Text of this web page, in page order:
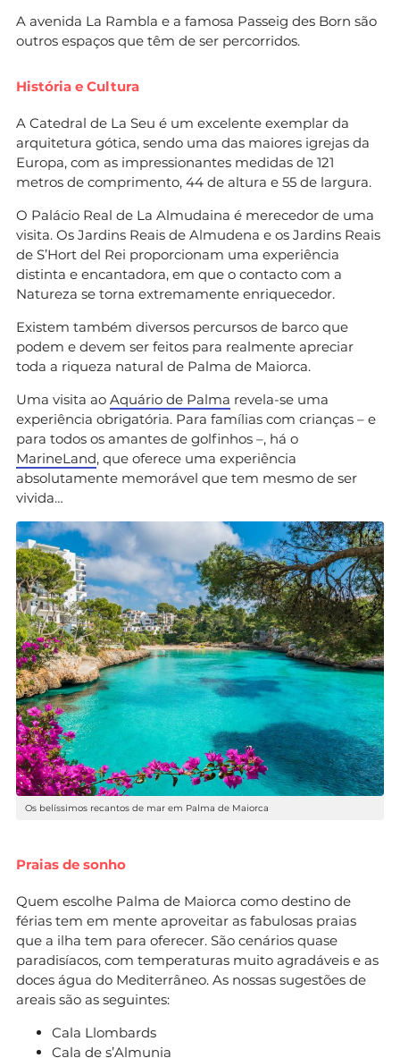
A avenida La Rambla e a famosa Passeig des Born são
outros espaços que têm de ser percorridos.
História e Cultura
A Catedral de La Seu é um excelente exemplar da
arquitetura gótica, sendo uma das maiores igrejas da
Europa, com as impressionantes medidas de 121
metros de comprimento, 44 de altura e 55 de largura.
O Palácio Real de La Almudaina é merecedor de uma
visita. Os Jardins Reais de Almudena e os Jardins Reais
de S’Hort del Rei proporcionam uma experiência
distinta e encantadora, em que o contacto com a
Natureza se torna extremamente enriquecedor.
Existem também diversos percursos de barco que
podem e devem ser feitos para realmente apreciar
toda a riqueza natural de Palma de Maiorca.
Uma visita ao Aquário de Palma revela-se uma
experiência obrigatória. Para famílias com crianças – e
para todos os amantes de golfinhos –, há o
MarineLand, que oferece uma experiência
absolutamente memorável que tem mesmo de ser
vivida…
Os belíssimos recantos de mar em Palma de Maiorca
Praias de sonho
Quem escolhe Palma de Maiorca como destino de
férias tem em mente aproveitar as fabulosas praias
que a ilha tem para oferecer. São cenários quase
paradisíacos, com temperaturas muito agradáveis e as
doces água do Mediterrâneo. As nossas sugestões de
areais são as seguintes:
Cala Llombards
Cala de s’Almunia